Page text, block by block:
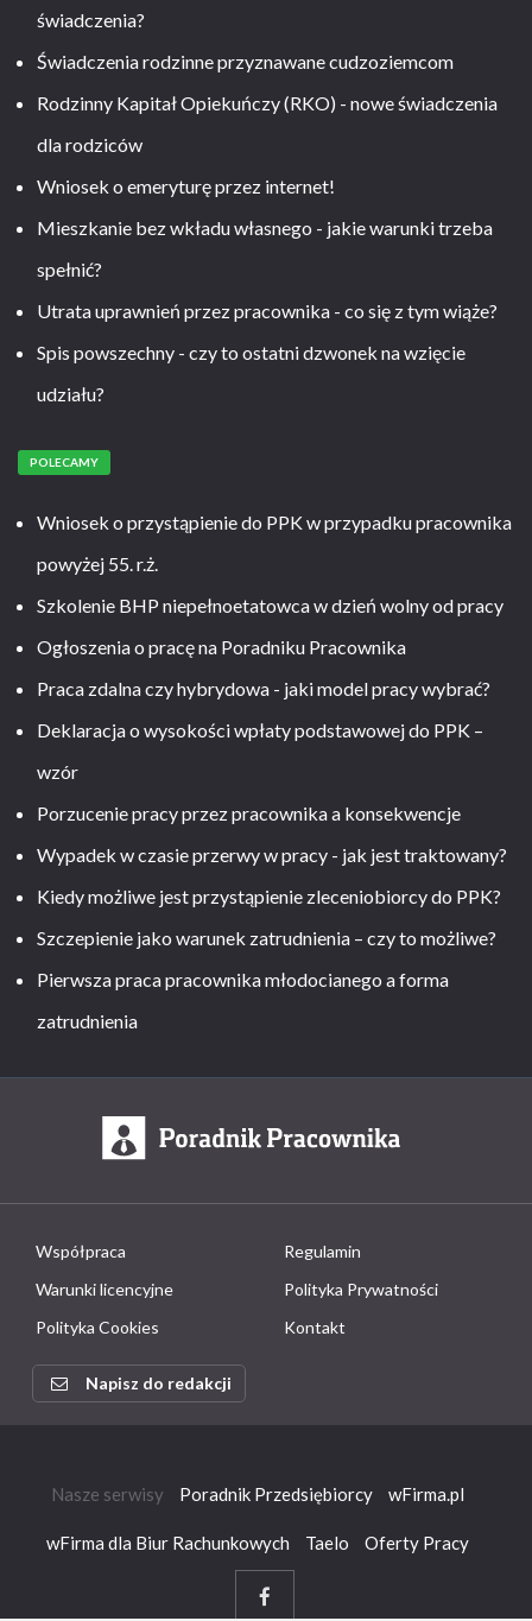
świadczenia?
Świadczenia rodzinne przyznawane cudzoziemcom
Rodzinny Kapitał Opiekuńczy (RKO) - nowe świadczenia
dla rodziców
Wniosek o emeryturę przez internet!
Mieszkanie bez wkładu własnego - jakie warunki trzeba
spełnić?
Utrata uprawnień przez pracownika - co się z tym wiąże?
Spis powszechny - czy to ostatni dzwonek na wzięcie
udziału?
POLECAMY
Wniosek o przystąpienie do PPK w przypadku pracownika
powyżej 55. r.ż.
Szkolenie BHP niepełnoetatowca w dzień wolny od pracy
Ogłoszenia o pracę na Poradniku Pracownika
Praca zdalna czy hybrydowa - jaki model pracy wybrać?
Deklaracja o wysokości wpłaty podstawowej do PPK –
wzór
Porzucenie pracy przez pracownika a konsekwencje
Wypadek w czasie przerwy w pracy - jak jest traktowany?
Kiedy możliwe jest przystąpienie zleceniobiorcy do PPK?
Szczepienie jako warunek zatrudnienia – czy to możliwe?
Pierwsza praca pracownika młodocianego a forma
zatrudnienia
Współpraca
Regulamin
Warunki licencyjne
Polityka Prywatności
Polityka Cookies
Kontakt
Napisz do redakcji
Nasze serwisy Poradnik Przedsiębiorcy wFirma.pl
wFirma dla Biur Rachunkowych Taelo Oferty Pracy